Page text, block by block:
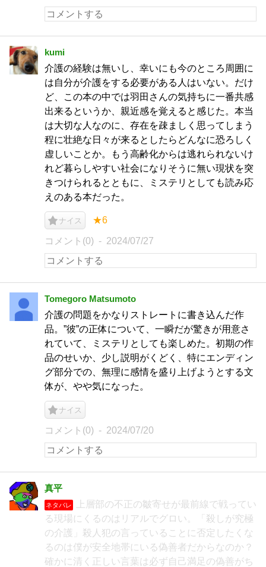
kumi
介護の経験は無いし、幸いにも今のところ周囲に
は自分が介護をする必要がある人はいない。だけ
ど、この本の中では羽田さんの気持ちに一番共感
出来るというか、親近感を覚えると感じた。本当
は大切な人なのに、存在を疎ましく思ってしまう
程に壮絶な日々が来るとしたらどんなに恐ろしく
虚しいことか。もう高齢化からは逃れられないけ
れど暮らしやすい社会になりそうに無い現状を突
きつけられるとともに、ミステリとしても読み応
えのある本だった。
ナイス ★6
コメント(0) 2024/07/27
Tomegoro Matsumoto
介護の問題をかなりストレートに書き込んだ作
品。”彼”の正体について、一瞬だが驚きが用意さ
れていて、ミステリとしても楽しめた。初期の作
品のせいか、少し説明がくどく、特にエンディン
グ部分での、無理に感情を盛り上げようとする文
体が、やや気になった。
ナイス
コメント(0) 2024/07/20
真平
ネタバレ
上層部の不正の皺寄せが最前線で戦ってい
る現場にくるのはリアルでグロい。「殺しが究極
の介護」殺人犯の言っていることに否定したくな
るのは僕が安全地帯にいる偽善者だからなのか？
確かに清く正しい言葉は必ず自己満足の偽善がち